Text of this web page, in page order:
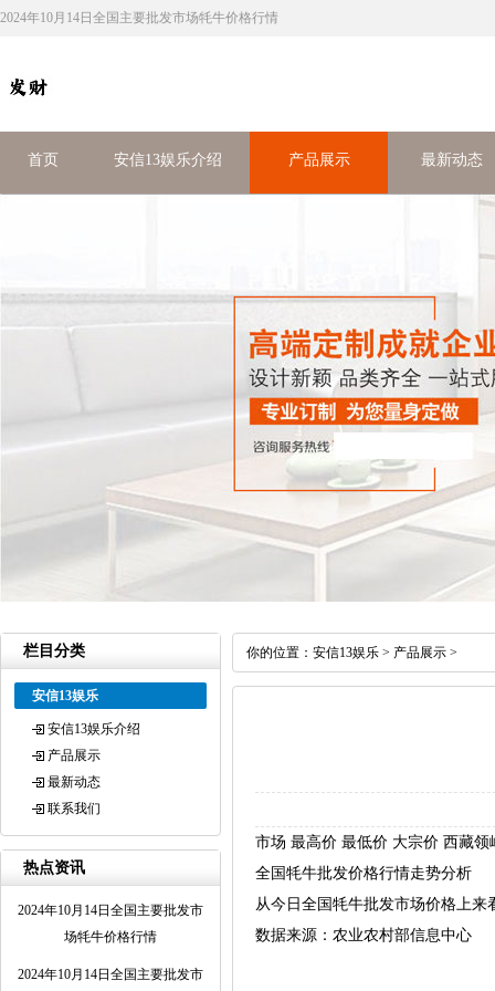
2024年10月14日全国主要批发市场牦牛价格行情
首页 安信13娱乐介绍 产品展示 最新动态
栏目分类
安信13娱乐
安信13娱乐介绍
产品展示
最新动态
联系我们
热点资讯
2024年10月14日全国主要批发市
场牦牛价格行情
2024年10月14日全国主要批发市
你的位置： 安信13娱乐 > 产品展示 >
市场 最高价 最低价 大宗价 西藏领
全国牦牛批发价格行情走势分析
从今日全国牦牛批发市场价格上来
数据来源：农业农村部信息中心